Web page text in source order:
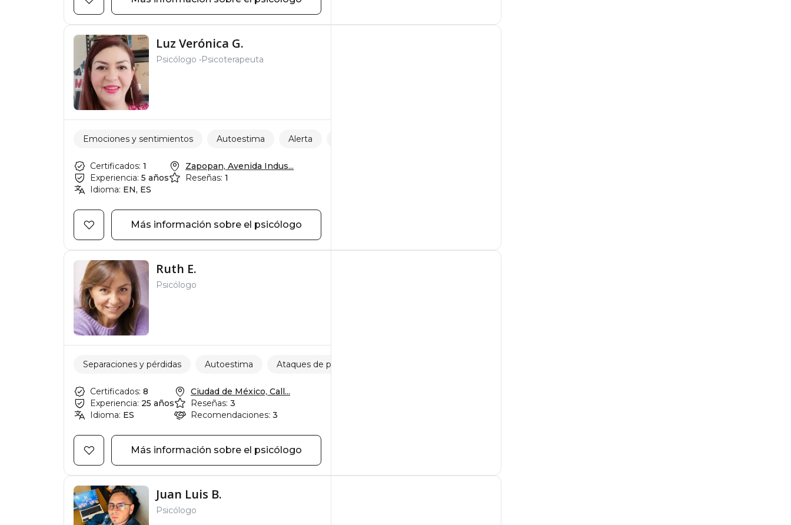
Luz Verónica G.
Psicólogo Psicoterapeuta
Emociones y sentimientos Autoestima Alerta
Certificados: 1
Experiencia: 5 años
Idioma: EN, ES
Zapopan, Avenida Indus...
Reseñas: 1
Más información sobre el psicólogo
Ruth E.
Psicólogo
Separaciones y pérdidas Autoestima Ataques de pánico
Certificados: 8
Experiencia: 25 años
Idioma: ES
Ciudad de México, Call...
Reseñas: 3
Recomendaciones: 3
Más información sobre el psicólogo
Juan Luis B.
Psicólogo